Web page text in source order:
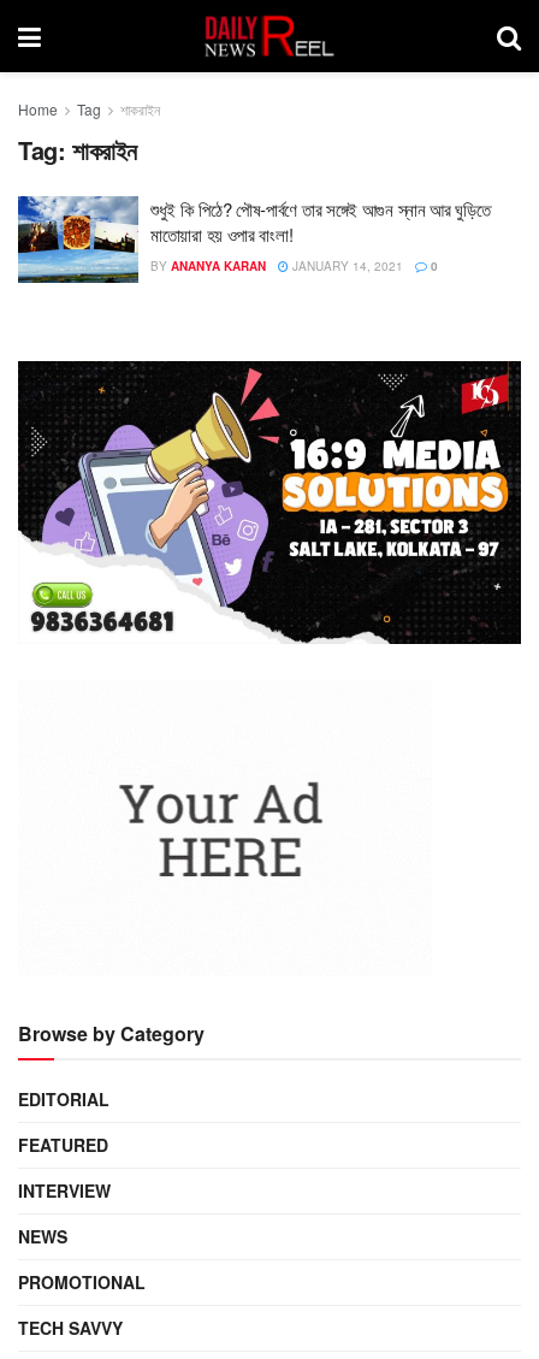
Home Tag শাকরাইন
Tag: শাকরাইন
শুধুই কি পিঠে? পৌষ-পার্বণে তার সঙ্গেই আগুন স্নান আর ঘুড়িতে
মাতোয়ারা হয় ওপার বাংলা!
BY ANANYA KARAN JANUARY 14, 2021 0
Browse by Category
EDITORIAL
FEATURED
INTERVIEW
NEWS
PROMOTIONAL
TECH SAVVY